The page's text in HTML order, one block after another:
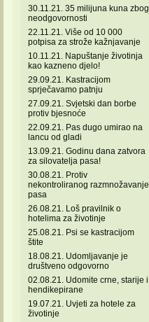
30.11.21. 35 milijuna kuna zbog
neodgovornosti
22.11.21. Više od 10 000
potpisa za strože kažnjavanje
10.11.21. Napuštanje životinja
kao kazneno djelo!
29.09.21. Kastracijom
sprječavamo patnju
27.09.21. Svjetski dan borbe
protiv bjesnoće
22.09.21. Pas dugo umirao na
lancu od gladi
13.09.21. Godinu dana zatvora
za silovatelja pasa!
30.08.21. Protiv
nekontroliranog razmnožavanje
pasa
26.08.21. Loš pravilnik o
hotelima za životinje
25.08.21. Psi se kastracijom
štite
18.08.21. Udomljavanje je
društveno odgovorno
02.08.21. Udomite crne, starije i
hendikepirane
19.07.21. Uvjeti za hotele za
životinje